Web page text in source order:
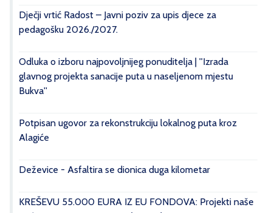
Dječji vrtić Radost – Javni poziv za upis djece za
pedagošku 2026./2027.
Odluka o izboru najpovoljnijeg ponuditelja | ''Izrada
glavnog projekta sanacije puta u naseljenom mjestu
Bukva''
Potpisan ugovor za rekonstrukciju lokalnog puta kroz
Alagiće
Deževice - Asfaltira se dionica duga kilometar
KREŠEVU 55.000 EURA IZ EU FONDOVA: Projekti naše